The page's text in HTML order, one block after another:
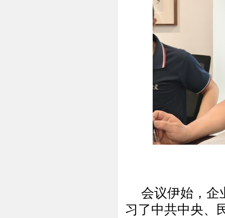
会议伊始，企
习了中共中央、